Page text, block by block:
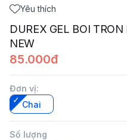
Yêu thích
DUREX GEL BOI
NEW
85.000đ
Đơn vị:
Chai
Số lượng